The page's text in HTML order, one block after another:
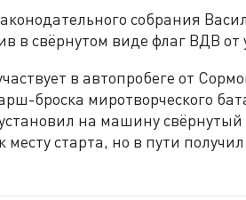
собрания
в свёрнутом виде флаг ВДВ от
в автопробеге от
броска миротворческого
на машину свёрнутый
старта, но в пути